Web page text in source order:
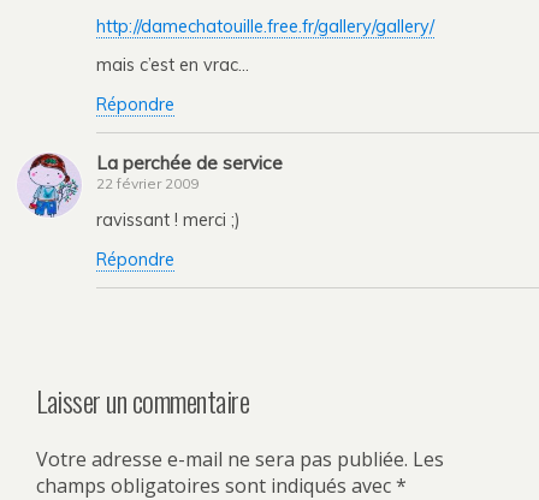
http://damechatouille.free.fr/gallery/gallery/
mais c’est en vrac…
Répondre
La perchée de service
22 février 2009
ravissant ! merci ;)
Répondre
Laisser un commentaire
Votre adresse e-mail ne sera pas publiée. Les
champs obligatoires sont indiqués avec*